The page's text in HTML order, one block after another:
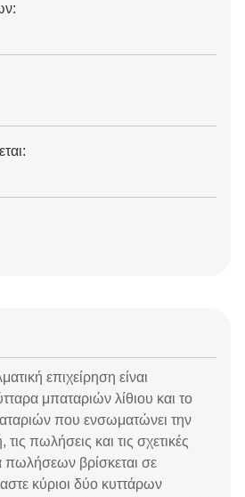
επιχείρηση είναι
μπαταριών λίθιου και το
που ενσωματώνει την
πωλήσεις και τις σχετικές
βρίσκεται σε
κύριοι δύο κυττάρων